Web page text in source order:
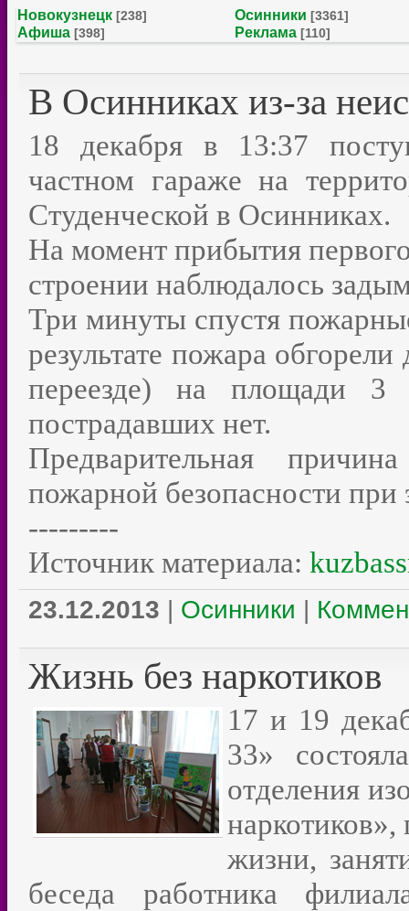
Новокузнецк [238] Осинники [3361]
Афиша [398] Реклама [110]
В Осинниках из-за
18 декабря в 13:37
частном гараже на
Студенческой в Осинниках.
На момент прибытия
строении наблюдалось
Три минуты спустя
результате пожара
переезде) на площади 3
пострадавших нет.
Предварительная
пожарной безопасности при
---------
Источник материала:
23.12.2013 | Осинники |
Жизнь без наркотиков
17 и 19
33»
отделения
жизни,
беседа работника